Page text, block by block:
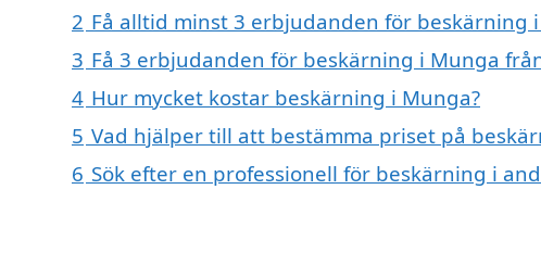
2 Få alltid minst 3 erbjudanden för beskärning
3 Få 3 erbjudanden för beskärning i Munga
4 Hur mycket kostar beskärning i Munga?
5 Vad hjälper till att bestämma priset på
6 Sök efter en professionell för beskärning i